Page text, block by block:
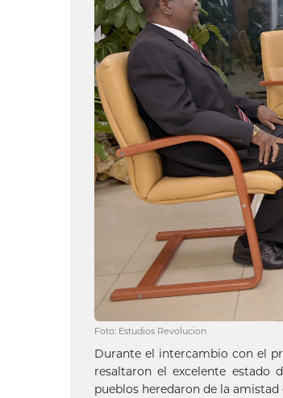
Foto: Estudios Revolucion
Durante el intercambio con el
resaltaron el excelente estado
pueblos heredaron de la